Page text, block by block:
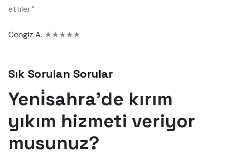
ettiler.”
Cengiz A. ★★★★★
Sık Sorulan Sorular
Yeni̇sahra'de kırım
yıkım hizmeti veriyor
musunuz?